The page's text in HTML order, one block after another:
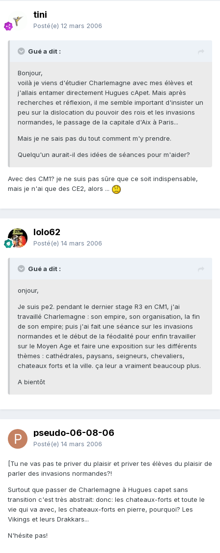
tini
Posté(e) 12 mars 2006
Gué a dit :
Bonjour,
voilà je viens d'étudier Charlemagne avec mes élèves et
j'allais entamer directement Hugues cApet. Mais après
recherches et réflexion, il me semble important d'insister un
peu sur la dislocation du pouvoir des rois et les invasions
normandes, le passage de la capitale d'Aix à Paris...
Mais je ne sais pas du tout comment m'y prendre.
Quelqu'un aurait-il des idées de séances pour m'aider?
Avec des CM1? je ne suis pas sûre que ce soit indispensable,
mais je n'ai que des CE2, alors ...
lolo62
Posté(e) 14 mars 2006
Gué a dit :
onjour,
Je suis pe2. pendant le dernier stage R3 en CM1, j'ai
travaillé Charlemagne : son empire, son organisation, la fin
de son empire; puis j'ai fait une séance sur les invasions
normandes et le début de la féodalité pour enfin travailler
sur le Moyen Age et faire une exposition sur les différents
thèmes : cathédrales, paysans, seigneurs, chevaliers,
chateaux forts et la ville. ça leur a vraiment beaucoup plus.
A bientôt
pseudo-06-08-06
Posté(e) 14 mars 2006
[Tu ne vas pas te priver du plaisir et priver tes élèves du plaisir de
parler des invasions normandes?!
Surtout que passer de Charlemagne à Hugues capet sans
transition c'est très abstrait: donc: les chateaux-forts et toute le
vie qui va avec, les chateaux-forts en pierre, pourquoi? Les
Vikings et leurs Drakkars...
N'hésite pas!